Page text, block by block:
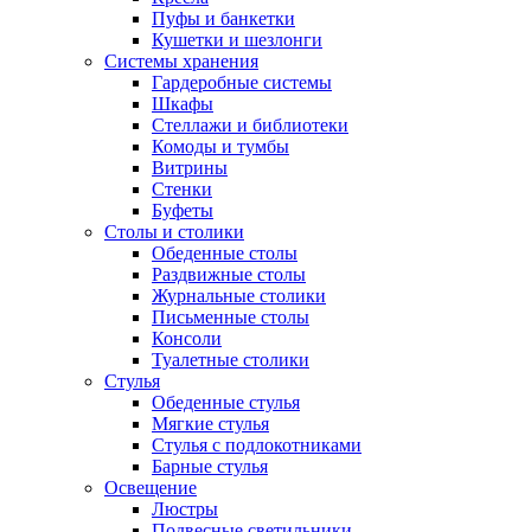
Пуфы и банкетки
Кушетки и шезлонги
Системы хранения
Гардеробные системы
Шкафы
Стеллажи и библиотеки
Комоды и тумбы
Витрины
Стенки
Буфеты
Столы и столики
Обеденные столы
Раздвижные столы
Журнальные столики
Письменные столы
Консоли
Туалетные столики
Стулья
Обеденные стулья
Мягкие стулья
Стулья с подлокотниками
Барные стулья
Освещение
Люстры